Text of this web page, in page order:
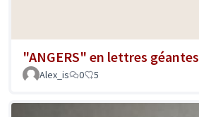
"ANGERS" en lettres géantes
Alex_is
0 5